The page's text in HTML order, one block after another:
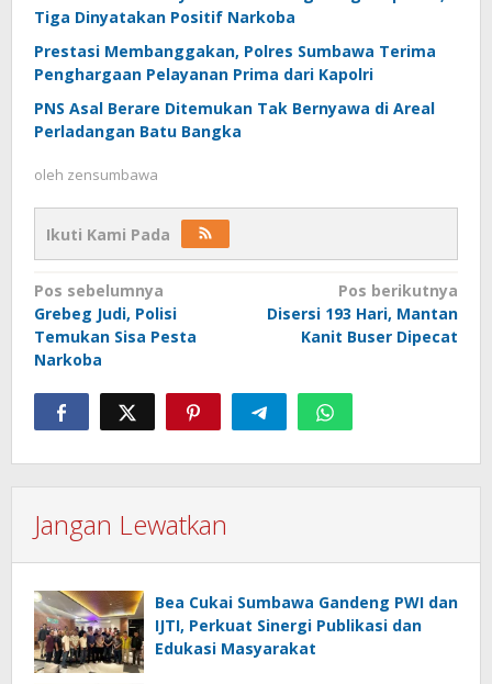
Tiga Dinyatakan Positif Narkoba
Prestasi Membanggakan, Polres Sumbawa Terima
Penghargaan Pelayanan Prima dari Kapolri
PNS Asal Berare Ditemukan Tak Bernyawa di Areal
Perladangan Batu Bangka
oleh zensumbawa
Ikuti Kami Pada
Navigasi
pos
Pos sebelumnya
Grebeg Judi, Polisi
Temukan Sisa Pesta
Narkoba
Pos berikutnya
Disersi 193 Hari, Mantan
Kanit Buser Dipecat
Jangan Lewatkan
Bea Cukai Sumbawa Gandeng PWI dan
IJTI, Perkuat Sinergi Publikasi dan
Edukasi Masyarakat